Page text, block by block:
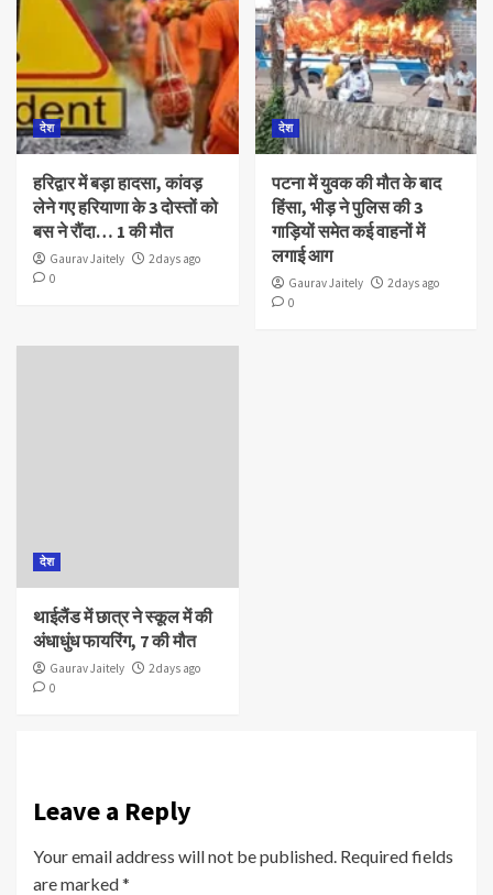
देश
हरिद्वार में बड़ा हादसा, कांवड़
लेने गए हरियाणा के 3 दोस्तों को
बस ने रौंदा… 1 की मौत
Gaurav Jaitely
2 days ago
0
देश
पटना में युवक की मौत के बाद
हिंसा, भीड़ ने पुलिस की 3
गाड़ियों समेत कई वाहनों में
लगाई आग
Gaurav Jaitely
2 days ago
0
देश
थाईलैंड में छात्र ने स्कूल में की
अंधाधुंध फायरिंग, 7 की मौत
Gaurav Jaitely
2 days ago
0
Leave a Reply
Your email address will not be published. Required fields
are marked*